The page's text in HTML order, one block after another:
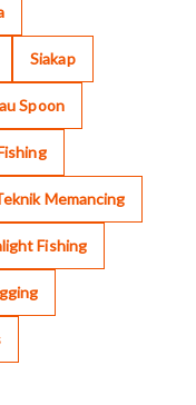
Siakap
Spoon
Memancing
Fishing